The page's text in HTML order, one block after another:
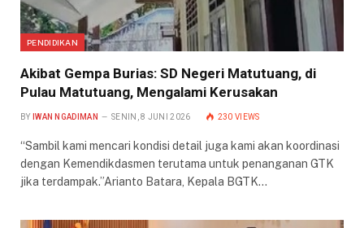
PENDIDIKAN
Akibat Gempa Burias: SD Negeri Matutuang, di
Pulau Matutuang, Mengalami Kerusakan
BY IWAN NGADIMAN SENIN, 8 JUNI 2026 230VIEWS
“Sambil kami mencari kondisi detail juga kami akan koordinasi
dengan Kemendikdasmen terutama untuk penanganan GTK
jika terdampak.”Arianto Batara, Kepala BGTK…